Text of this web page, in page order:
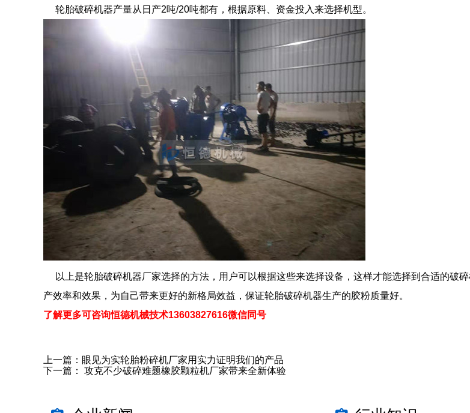
轮胎破碎机器产量从日产2吨/20吨都有，根据原料、资金投入来选择机型。
以上是轮胎破碎机器厂家选择的方法，用户可以根据这些来选择设备，这样才能选择到合适的破
产效率和效果，为自己带来更好的新格局效益，保证轮胎破碎机器生产的胶粉质量好。
了解更多可咨询恒德机械技术13603827616微信同号
上一篇： 眼见为实轮胎粉碎机厂家用实力证明我们的产品
下一篇：
攻克不少破碎难题橡胶颗粒机厂家带来全新体验